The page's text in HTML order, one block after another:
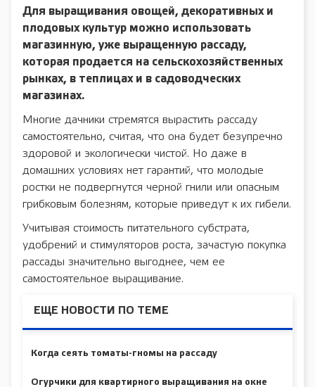
Для выращивания овощей, декоративных и
плодовых культур можно использовать
магазинную, уже выращенную рассаду,
которая продается на сельскохозяйственных
рынках, в теплицах и в садоводческих
магазинах.
Многие дачники стремятся вырастить рассаду
самостоятельно, считая, что она будет безупречно
здоровой и экологически чистой. Но даже в
домашних условиях нет гарантий, что молодые
ростки не подвергнутся черной гнили или опасным
грибковым болезням, которые приведут к их гибели.
Учитывая стоимость питательного субстрата,
удобрений и стимуляторов роста, зачастую покупка
рассады значительно выгоднее, чем ее
самостоятельное выращивание.
ЕЩЕ НОВОСТИ ПО ТЕМЕ
Когда сеять томаты-гномы на рассаду
Огурчики для квартирного выращивания на окне